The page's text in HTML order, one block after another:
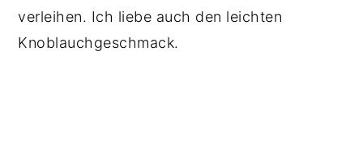
verleihen. Ich liebe auch den leichten
Knoblauchgeschmack.